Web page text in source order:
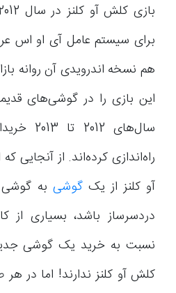
هم نسخه اندرویدی آن روانه
این بازی را در گوشی‌های
راه‌اندازی کرده‌اند. از آنجایی
آو کلنز از یکگوشی به
دردسرساز باشد، بسیاری از
نسبت به خرید یک گوشی
کلش آو کلنز ندارند! اما در